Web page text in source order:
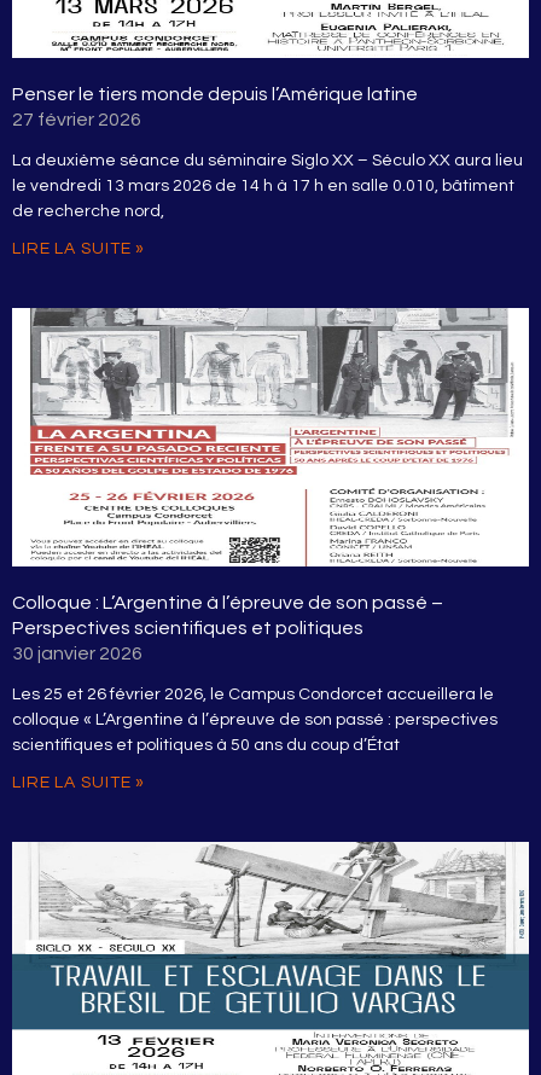
Penser le tiers monde depuis l’Amérique latine
27 février 2026
La deuxième séance du séminaire Siglo XX – Século XX aura lieu
le vendredi 13 mars 2026 de 14 h à 17 h en salle 0.010, bâtiment
de recherche nord,
LIRE LA SUITE »
Colloque : L’Argentine à l’épreuve de son passé –
Perspectives scientifiques et politiques
30 janvier 2026
Les 25 et 26 février 2026, le Campus Condorcet accueillera le
colloque « L’Argentine à l’épreuve de son passé : perspectives
scientifiques et politiques à 50 ans du coup d’État
LIRE LA SUITE »